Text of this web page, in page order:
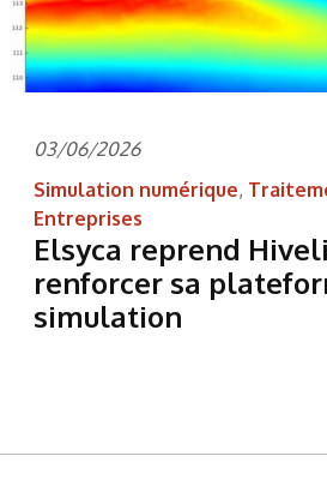
03/06/2026
Simulation numérique,
Entreprises
Elsyca reprend
renforcer sa
simulation